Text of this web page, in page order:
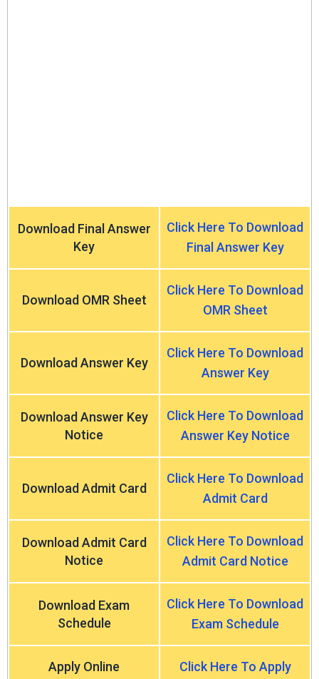
Download Final Answer
Key
Click Here To Download
Final Answer Key
Download OMR Sheet
Click Here To Download
OMR Sheet
Download Answer Key
Click Here To Download
Answer Key
Download Answer Key
Notice
Click Here To Download
Answer Key Notice
Download Admit Card
Click Here To Download
Admit Card
Download Admit Card
Notice
Click Here To Download
Admit Card Notice
Download Exam
Schedule
Click Here To Download
Exam Schedule
Apply Online Click Here To Apply